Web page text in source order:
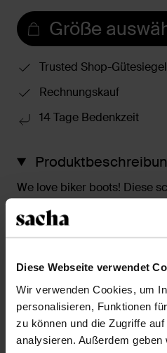
Diese Webseite verwendet
Wir verwenden Cookies, um
personalisieren, Funktionen
zu können und die Zugriffe
analysieren. Außerdem
Größe
Trusted Shop-Gütesiegel
Rechnungskauf
14 Tage Bedenkzeit
We love biker boots! Diese
auffälligen silberfarbenen
Rückseite. Die Außenseite
eine Höhe von 4 cm, die
Stiefeletten mit den
lange Freude an ihnen hast!